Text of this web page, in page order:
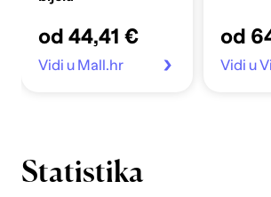
od 44,41 €
Vidi u Mall.hr
od
Vidi u
Statistika